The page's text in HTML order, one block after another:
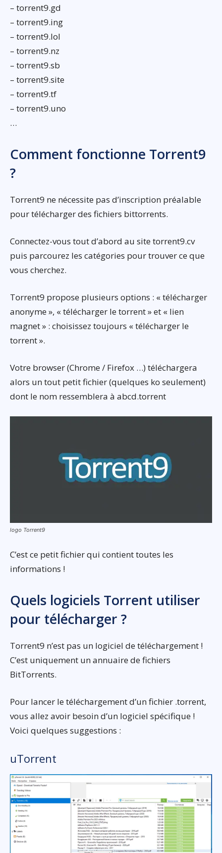
– torrent9.gd
– torrent9.ing
– torrent9.lol
– torrent9.nz
– torrent9.sb
– torrent9.site
– torrent9.tf
– torrent9.uno
…
Comment fonctionne Torrent9
?
Torrent9 ne nécessite pas d’inscription préalable
pour télécharger des fichiers bittorrents.
Connectez-vous tout d’abord au site torrent9.cv
puis parcourez les catégories pour trouver ce que
vous cherchez.
Torrent9 propose plusieurs options : « télécharger
anonyme », « télécharger le torrent » et « lien
magnet » : choisissez toujours « télécharger le
torrent ».
Votre browser (Chrome / Firefox …) téléchargera
alors un tout petit fichier (quelques ko seulement)
dont le nom ressemblera à abcd.torrent
logo Torrent9
C’est ce petit fichier qui contient toutes les
informations !
Quels logiciels Torrent utiliser
pour télécharger ?
Torrent9 n’est pas un logiciel de téléchargement !
C’est uniquement un annuaire de fichiers
BitTorrents.
Pour lancer le téléchargement d’un fichier .torrent,
vous allez avoir besoin d’un logiciel spécifique !
Voici quelques suggestions :
uTorrent